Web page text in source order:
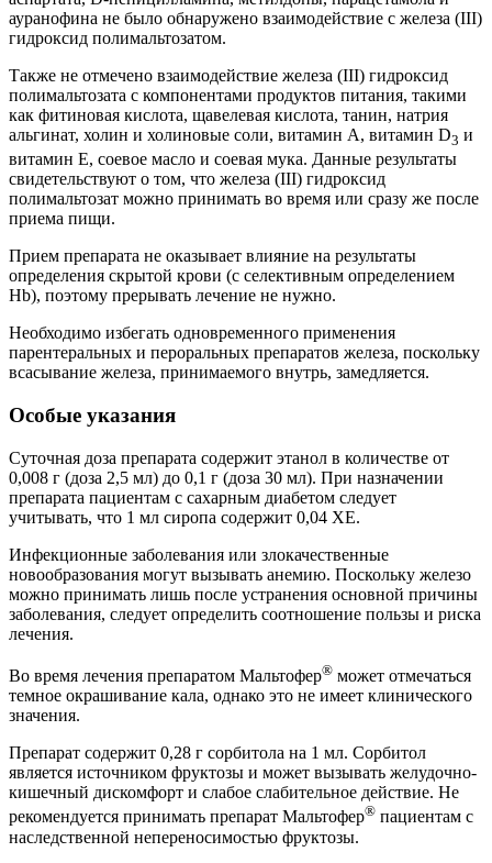
ауранофина не было обнаружено взаимодействие с железа (III)
гидроксид полимальтозатом.
Также не отмечено взаимодействие железа (III) гидроксид
полимальтозата с компонентами продуктов питания, такими
как фитиновая кислота, щавелевая кислота, танин, натрия
альгинат, холин и холиновые соли, витамин А, витамин D3 и
витамин Е, соевое масло и соевая мука. Данные результаты
свидетельствуют о том, что железа (III) гидроксид
полимальтозат можно принимать во время или сразу же после
приема пищи.
Прием препарата не оказывает влияние на результаты
определения скрытой крови (с селективным определением
Hb), поэтому прерывать лечение не нужно.
Необходимо избегать одновременного применения
парентеральных и пероральных препаратов железа, поскольку
всасывание железа, принимаемого внутрь, замедляется.
Особые указания
Суточная доза препарата содержит этанол в количестве от
0,008 г (доза 2,5 мл) до 0,1 г (доза 30 мл). При назначении
препарата пациентам с сахарным диабетом следует
учитывать, что 1 мл сиропа содержит 0,04 ХЕ.
Инфекционные заболевания или злокачественные
новообразования могут вызывать анемию. Поскольку железо
можно принимать лишь после устранения основной причины
заболевания, следует определить соотношение пользы и риска
лечения.
Во время лечения препаратом Мальтофер® может отмечаться
темное окрашивание кала, однако это не имеет клинического
значения.
Препарат содержит 0,28 г сорбитола на 1 мл. Сорбитол
является источником фруктозы и может вызывать желудочно-
кишечный дискомфорт и слабое слабительное действие. Не
рекомендуется принимать препарат Мальтофер® пациентам с
наследственной непереносимостью фруктозы.